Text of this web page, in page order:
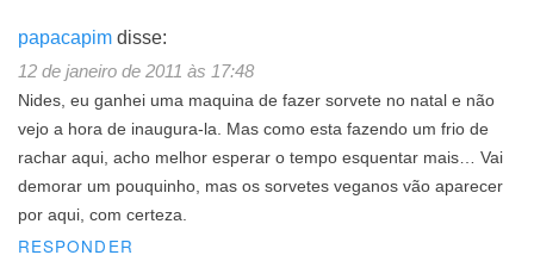
papacapim disse:
12 de janeiro de 2011 às 17:48
Nides, eu ganhei uma maquina de fazer sorvete no natal e não
vejo a hora de inaugura-la. Mas como esta fazendo um frio de
rachar aqui, acho melhor esperar o tempo esquentar mais… Vai
demorar um pouquinho, mas os sorvetes veganos vão aparecer
por aqui, com certeza.
RESPONDER